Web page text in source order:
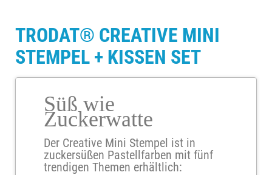
TRODAT® CREATIVE MINI
STEMPEL + KISSEN SET
Süß wie
Zuckerwatte
Der Creative Mini Stempel ist in
zuckersüßen Pastellfarben mit fünf
trendigen Themen erhältlich: